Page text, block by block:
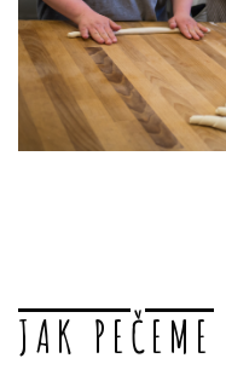
JAK PEČEME